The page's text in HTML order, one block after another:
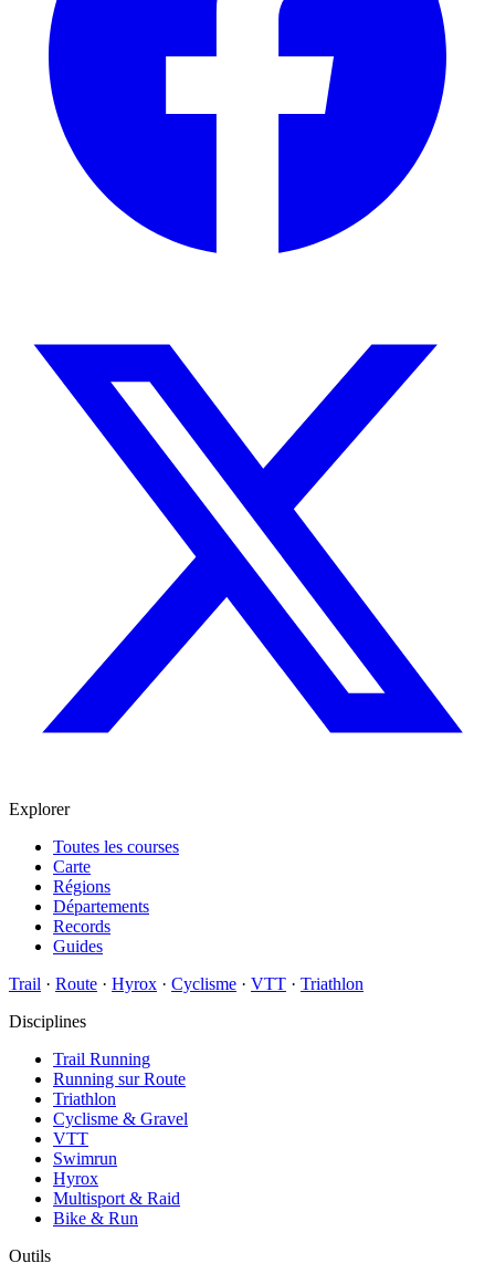
Explorer
Toutes les courses
Carte
Régions
Départements
Records
Guides
Trail · Route · Hyrox · Cyclisme · VTT · Triathlon
Disciplines
Trail Running
Running sur Route
Triathlon
Cyclisme & Gravel
VTT
Swimrun
Hyrox
Multisport & Raid
Bike & Run
Outils